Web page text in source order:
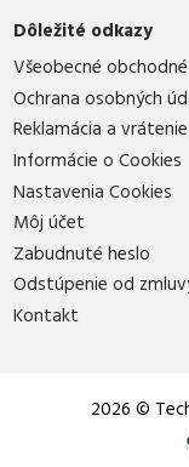
Dôležité odkazy
Všeobecné
Ochrana osobných
Reklamácia a
Informácie o Cookies
Nastavenia Cookies
Môj účet
Zabudnuté heslo
Odstúpenie od
Kontakt
2026 ©